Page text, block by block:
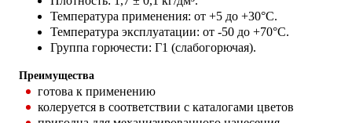
Температура применения: от +5 до +30°С.
Температура эксплуатации: от -50 до +70°С.
Группа горючести: Г1 (слабогорючая).
Преимущества
готова к применению
колеруется в соответствии с каталогами цветов